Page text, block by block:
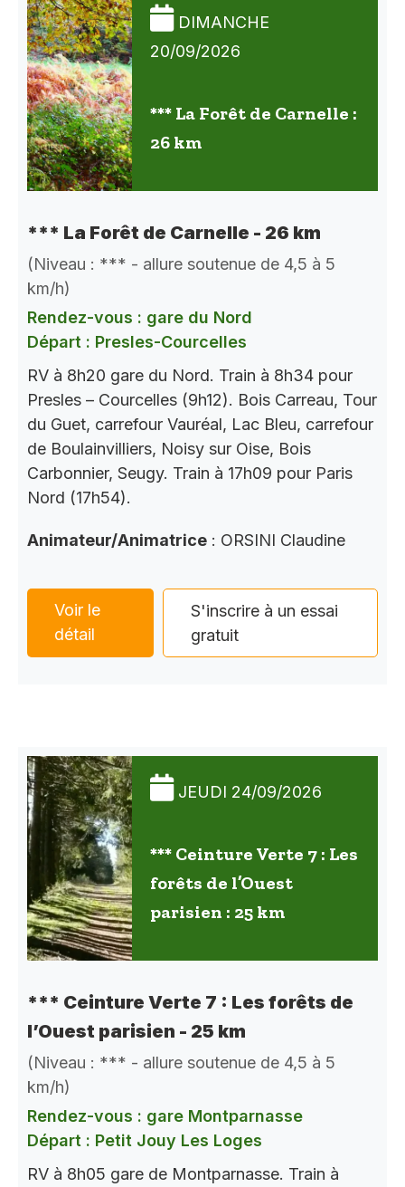
DIMANCHE
20/09/2026
*** La Forêt de Carnelle :
26 km
*** La Forêt de Carnelle - 26 km
(Niveau : *** - allure soutenue de 4,5 à 5
km/h)
Rendez-vous : gare du Nord
Départ : Presles-Courcelles
RV à 8h20 gare du Nord. Train à 8h34 pour
Presles – Courcelles (9h12). Bois Carreau, Tour
du Guet, carrefour Vauréal, Lac Bleu, carrefour
de Boulainvilliers, Noisy sur Oise, Bois
Carbonnier, Seugy. Train à 17h09 pour Paris
Nord (17h54).
Animateur/Animatrice : ORSINI Claudine
Voir le
détail
S'inscrire à un essai
gratuit
JEUDI 24/09/2026
*** Ceinture Verte 7 : Les
forêts de l’Ouest
parisien : 25 km
*** Ceinture Verte 7 : Les forêts de
l’Ouest parisien - 25 km
(Niveau : *** - allure soutenue de 4,5 à 5
km/h)
Rendez-vous : gare Montparnasse
Départ : Petit Jouy Les Loges
RV à 8h05 gare de Montparnasse. Train à